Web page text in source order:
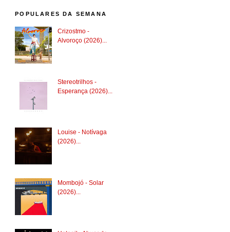
POPULARES DA SEMANA
Crizostmo -
Alvoroço (2026)...
Stereotrilhos -
Esperança (2026)...
Louise - Notívaga
(2026)...
Mombojó - Solar
(2026)...